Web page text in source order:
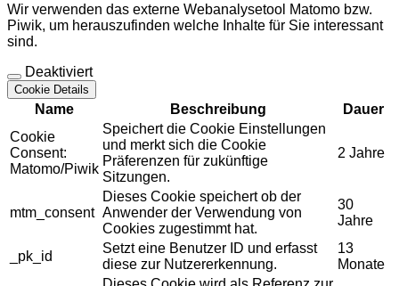
Wir verwenden das externe Webanalysetool Matomo bzw.
Piwik, um herauszufinden welche Inhalte für Sie interessant
sind.
Deaktiviert
Cookie Details
Name Beschreibung
Dauer
Cookie
Consent:
Matomo/Piwik
Speichert die Cookie Einstellungen
und merkt sich die Cookie
Präferenzen für zukünftige
Sitzungen.
2 Jahre
mtm_consent
Dieses Cookie speichert ob der
Anwender der Verwendung von
Cookies zugestimmt hat.
30
Jahre
_pk_id
Setzt eine Benutzer ID und erfasst
diese zur Nutzererkennung.
13
Monate